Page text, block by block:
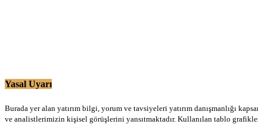
Yasal Uyarı
Burada yer alan yatırım bilgi, yorum ve tavsiyeleri yatırım danışmanlığı
ve analistlerimizin kişisel görüşlerini yansıtmaktadır. Kullanılan tablo